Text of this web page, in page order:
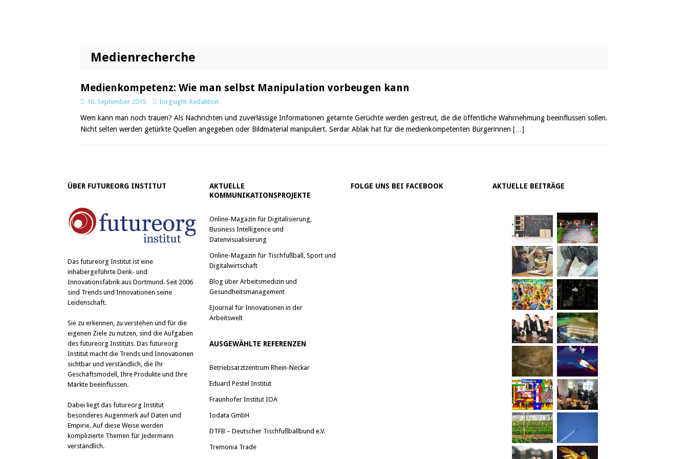
Medienrecherche
Medienkompetenz: Wie man selbst Manipulation vorbeugen kann
10. September 2015 forgsight-Redaktion
Wem kann man noch trauen? Als Nachrichten und zuverlässige Informationen getarnte Gerüchte werden gestreut, die die öffentliche Wahrnehmung beeinflussen sollen.
Nicht selten werden getürkte Quellen angegeben oder Bildmaterial manipuliert. Serdar Ablak hat für die medienkompetenten Bürgerinnen […]
ÜBER FUTUREORG INSTITUT
Das futureorg Institut ist eine
inhabergeführte Denk- und
Innovationsfabrik aus Dortmund. Seit 2006
sind Trends und Innovationen seine
Leidenschaft.
Sie zu erkennen, zu verstehen und für die
eigenen Ziele zu nutzen, sind die Aufgaben
des futureorg Instituts. Das futureorg
Institut macht die Trends und Innovationen
sichtbar und verständlich, die Ihr
Geschäftsmodell, Ihre Produkte und Ihre
Märkte beeinflussen.
Dabei liegt das futureorg Institut
besonderes Augenmerk auf Daten und
Empirie. Auf diese Weise werden
komplizierte Themen für Jedermann
verständlich.
AKTUELLE
KOMMUNIKATIONSPROJEKTE
Online-Magazin für Digitalisierung,
Business Intelligence und
Datenvisualisierung
Online-Magazin für Tischfußball, Sport und
Digitalwirtschaft
Blog über Arbeitsmedizin und
Gesundheitsmanagement
EJournal für Innovationen in der
Arbeitswelt
AUSGEWÄHLTE REFERENZEN
Betriebsarztzentrum Rhein-Neckar
Eduard Pestel Institut
Fraunhofer Institut IOA
Iodata GmbH
DTFB – Deutscher Tischfußballbund e.V.
Tremonia Trade
FOLGE UNS BEI FACEBOOK AKTUELLE BEITRÄGE